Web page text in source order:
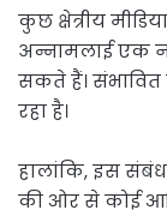
कुछ क्षेत्रीय
अन्नामलाई एक
सकते हैं। संभावित
रहा है।
हालांकि, इस
की ओर से कोई